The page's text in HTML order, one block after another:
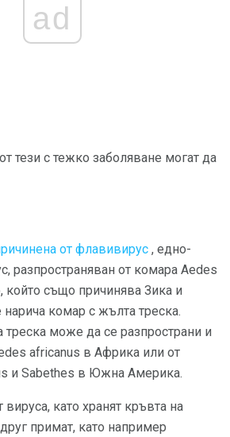
ad
тези с тежко заболяване могат да
от флавивирус , едно-
разпространяван от комара Aedes
който също причинява Зика и
комар с жълта треска.
треска може да се разпространи и
africanus в Африка или от
и Sabethes в Южна Америка.
като хранят кръвта на
примат, като например